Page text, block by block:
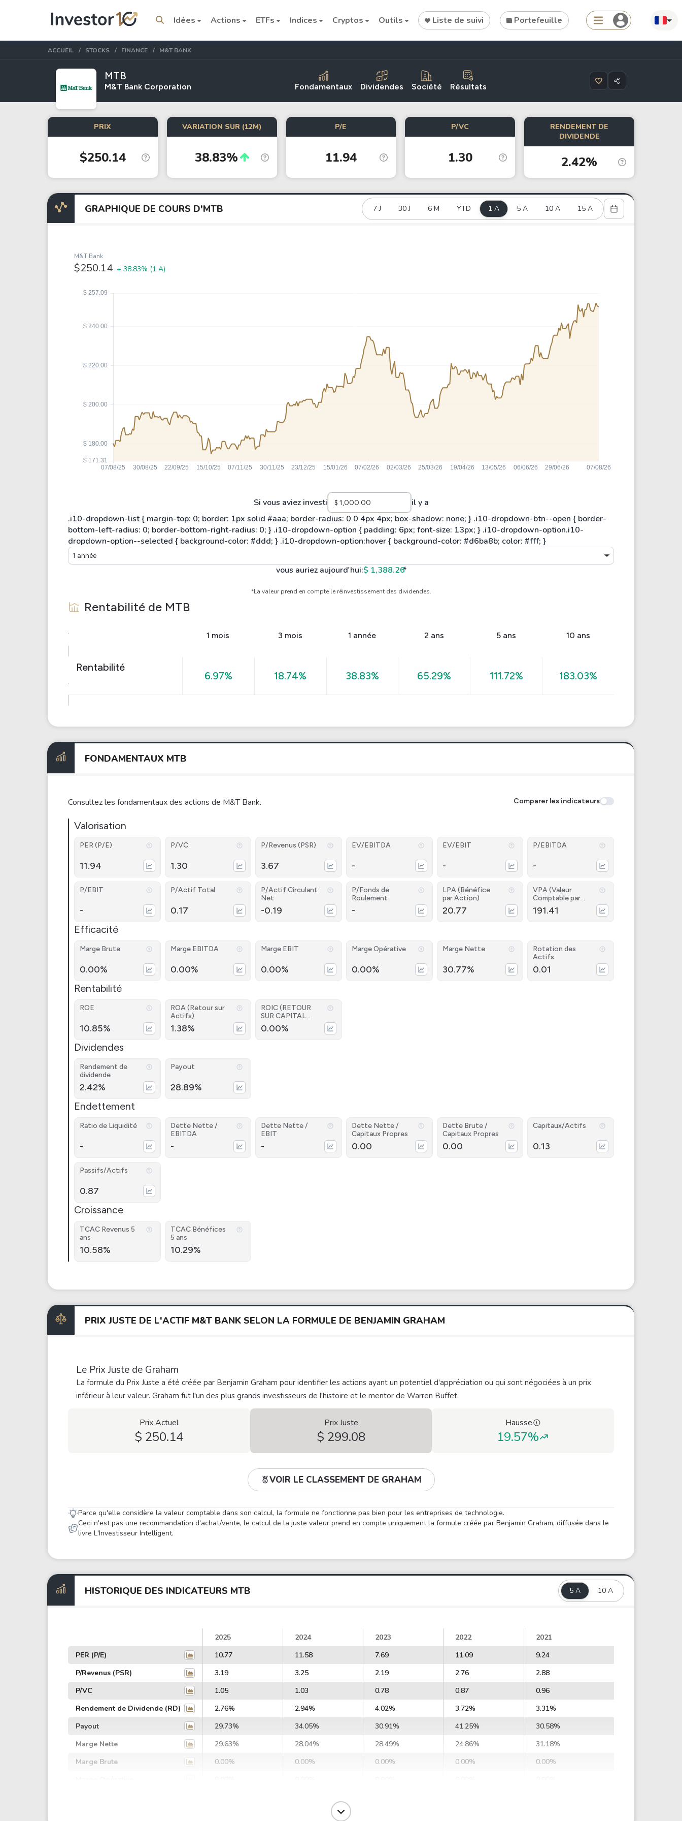
Idées Actions ETFs Indices Cryptos Outils Liste de suivi Portefeuille
Search
Sujets tendance
Stocks
Google
Meta
ETFs
VOO
QQQ
Cryptocurrencies
Bitcoin
Dogecoin
Solana
Tools
Dividend Schedule
Crypto Rankings
ACCUEIL STOCKS FINANCE M&T BANK
MTB
M&T Bank Corporation Fondamentaux Dividendes Société Résultats
PRIX
$250.14
VARIATION SUR (12M)
38.83%
P/E
11.94
P/VC
1.30
RENDEMENT DE
DIVIDENDE
2.42%
GRAPHIQUE DE COURS D'MTB 7 J 30 J 6 M YTD 1 A 5 A 10 A 15 A
M&T Bank
$250.14 + 38.83% (1 A)
Si vous aviez investi il y a
1 année
vous auriez aujourd'hui:$ 1,388.26*
*La valeur prend en compte le réinvestissement des dividendes.
Rentabilité de MTB
1 mois 3 mois 1 année 2 ans 5 ans 10 ans
Rentabilité
6.97% 18.74% 38.83% 65.29% 111.72% 183.03%
FONDAMENTAUX MTB
Consultez les fondamentaux des actions de M&T Bank. Comparer les indicateurs
Valorisation
PER (P/E)
11.94
P/VC
1.30
P/Revenus (PSR)
3.67
EV/EBITDA
-
EV/EBIT
-
P/EBITDA
-
P/EBIT
-
P/Actif Total
0.17
P/Actif Circulant
Net
-0.19
P/Fonds de
Roulement
-
LPA (Bénéfice
par Action)
20.77
VPA (Valeur
Comptable par
Action)
191.41
Efficacité
Marge Brute
0.00%
Marge EBITDA
0.00%
Marge EBIT
0.00%
Marge Opérative
0.00%
Marge Nette
30.77%
Rotation des
Actifs
0.01
Rentabilité
ROE
10.85%
ROA (Retour sur
Actifs)
1.38%
ROIC (RETOUR
SUR CAPITAL
INVESTI)
0.00%
Dividendes
Rendement de
dividende
2.42%
Payout
28.89%
Endettement
Ratio de Liquidité
-
Dette Nette /
EBITDA
-
Dette Nette /
EBIT
-
Dette Nette /
Capitaux Propres
0.00
Dette Brute /
Capitaux Propres
0.00
Capitaux/Actifs
0.13
Passifs/Actifs
0.87
Croissance
TCAC Revenus 5
ans
10.58%
TCAC Bénéfices
5 ans
10.29%
PRIX JUSTE DE L'ACTIF M&T BANK SELON LA FORMULE DE BENJAMIN GRAHAM
Le Prix Juste de Graham
La formule du Prix Juste a été créée par Benjamin Graham pour identifier les actions ayant un potentiel d'appréciation ou qui sont négociées à un prix
inférieur à leur valeur. Graham fut l'un des plus grands investisseurs de l'histoire et le mentor de Warren Buffet.
Prix Actuel
$ 250.14
Prix Juste
$ 299.08
Hausse
19.57%
VOIR LE CLASSEMENT DE GRAHAM
Parce qu'elle considère la valeur comptable dans son calcul, la formule ne fonctionne pas bien pour les entreprises de technologie.
Ceci n'est pas une recommandation d'achat/vente, le calcul de la juste valeur prend en compte uniquement la formule créée par Benjamin Graham, diffusée dans le
livre L'Investisseur Intelligent.
HISTORIQUE DES INDICATEURS MTB 5 A 10 A
2025 2024 2023 2022
2021
PER (P/E)
10.77 11.58 7.69 11.09
9.24
P/Revenus (PSR)
3.19 3.25 2.19 2.76
2.88
P/VC
1.05 1.03 0.78 0.87
0.96
Rendement de Dividende (RD)
2.76% 2.94% 4.02% 3.72%
3.31%
Payout
29.73% 34.05% 30.91% 41.25%
30.58%
Marge Nette
29.63% 28.04% 28.49% 24.86%
31.18%
Marge Brute
0.00% 0.00% 0.00% 0.00%
0.00%